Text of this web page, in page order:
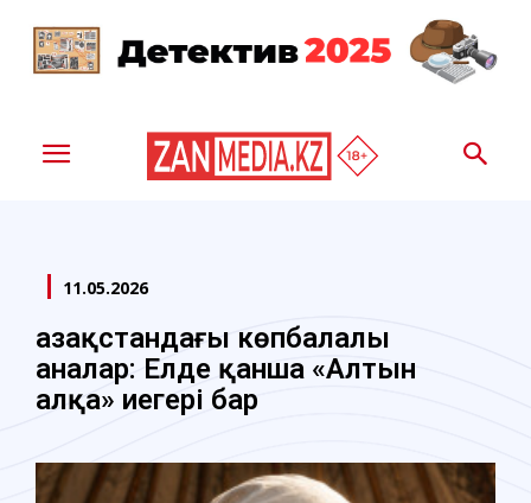
11.05.2026
Қазақстандағы көпбалалы
аналар: Елде қанша «Алтын
алқа» иегері бар